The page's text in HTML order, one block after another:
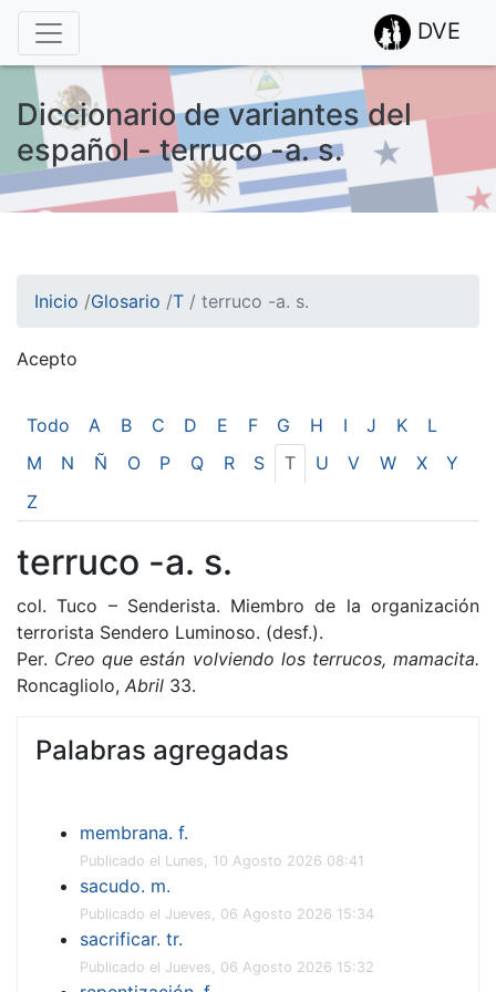
DVE
Diccionario de variantes del
español - terruco -a. s.
Inicio /Glosario /T / terruco -a. s.
Acepto
Todo A B C D E F G H I J K
L
M
N Ñ O P Q R S T U V W X
Y
Z
terruco -a. s.
col. Tuco – Senderista. Miembro de la organización
terrorista Sendero Luminoso. (desf.).
Per. Creo que están volviendo los terrucos, mamacita.
Roncagliolo, Abril 33.
Palabras agregadas
membrana. f.
Publicado el Lunes, 10 Agosto 2026 08:41
sacudo. m.
Publicado el Jueves, 06 Agosto 2026 15:34
sacrificar. tr.
Publicado el Jueves, 06 Agosto 2026 15:32